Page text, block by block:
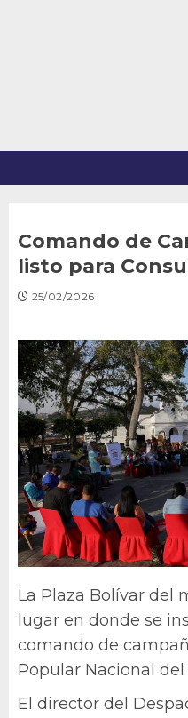
Comando de
listo para
25/02/2026
La Plaza Bolívar del
lugar en donde se
comando de
Popular Nacional del
El director del